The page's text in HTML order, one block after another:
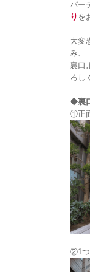
パー
り を
大変
み、
裏口
ろし
◆裏
①正
②1つ